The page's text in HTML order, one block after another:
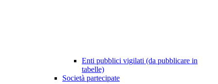
Enti pubblici vigilati (da pubblicare in
tabelle)
Società partecipate